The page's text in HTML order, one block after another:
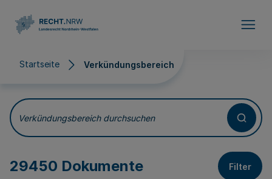
Startseite Verkündungsbereich
Verkündungsbereich
Verkündungsbereich durchsuchen
29450 Dokumente Filter